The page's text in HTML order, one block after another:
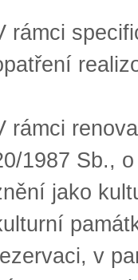
rámci
rámci
1987 Sb.,
jako
v